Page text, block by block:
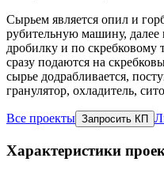
Сырьем является опил и
рубительную машину, далее
дробилку и по
сразу подаются на
сырье додрабливается,
гранулятор, охладитель,
Все проекты Запросить КП
Характеристики